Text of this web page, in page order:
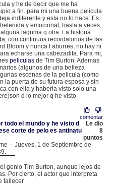
y he de decir que me ha
a fin. para mi una buena pelicula
indiferente y esta no lo hace. Es
y emocional, hasta a veces,
lagrima q otra. La historia
con continuos recordatorios de las
Bloom y nunca t aburres, no hay ni
echarse una cabezadita. Para mi,
peliculas de Tim Burton. Ademas
(algunos de una belleza
escenas de la pelicula (como
la puerta de su futura esposa y sin
con ella y haberla visto solo una
d lo mejor q he visto
comentar
todo el mundo y he visto d
corte de pelo es antinatu
Le dio
8
puntos
-- Jueves, 1 de Septiembre de
genio Tim Burton, aunque lejos de
Por cierto, el actor que interpreta
fallecer